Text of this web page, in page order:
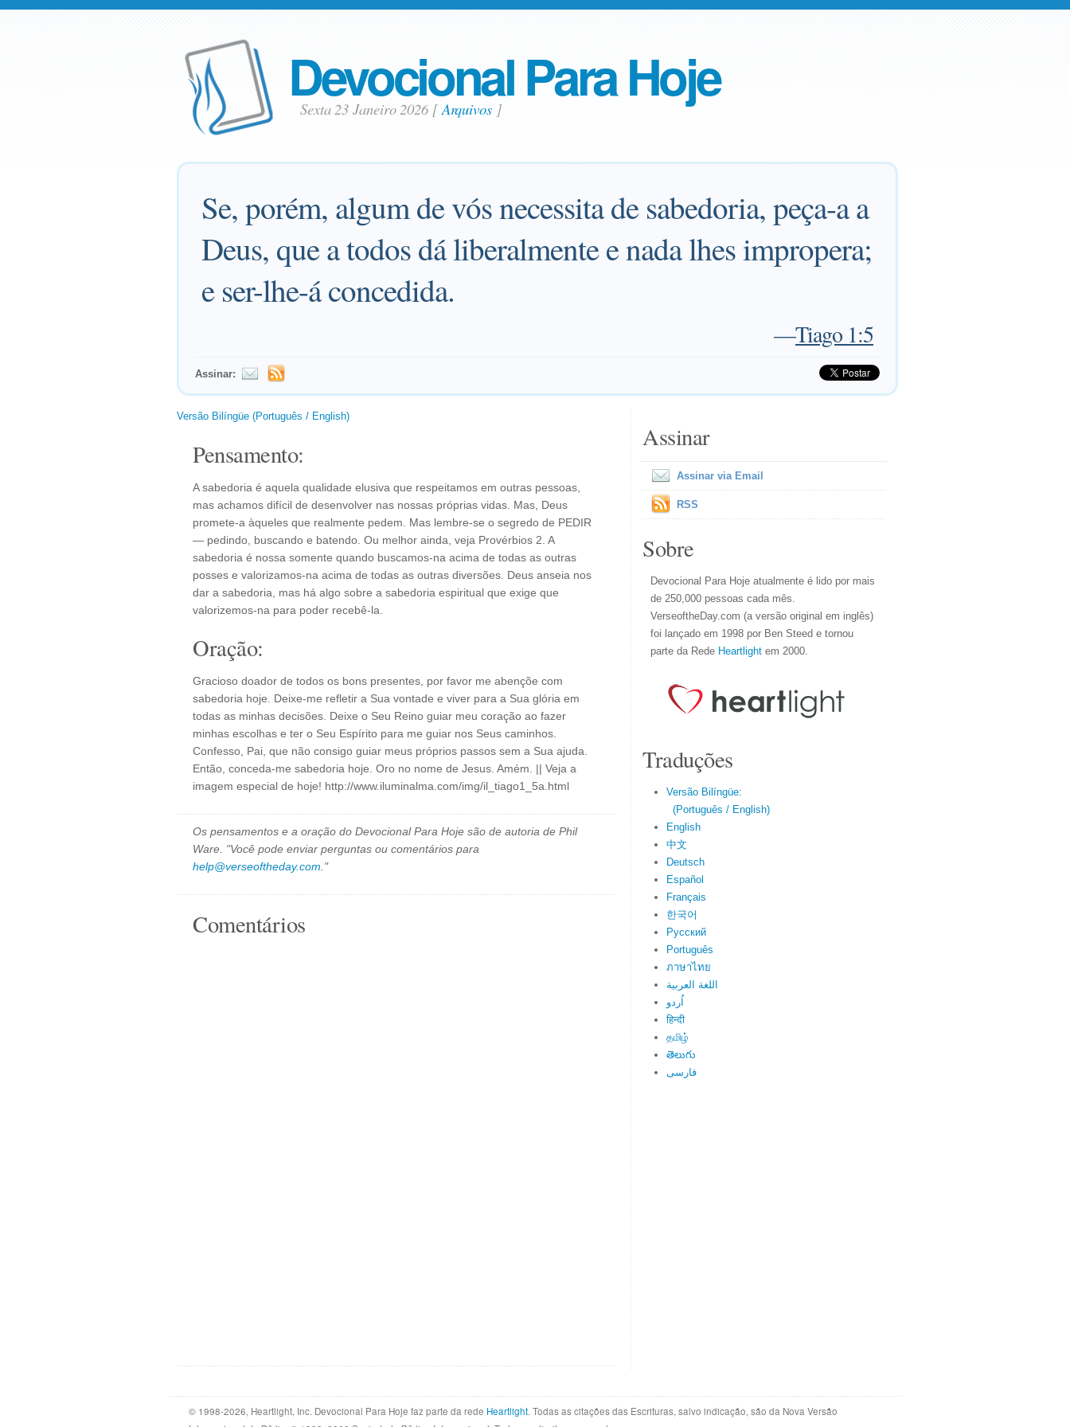
Devocional Para Hoje
Sexta 23 Janeiro 2026 [Arquivos]
Se, porém, algum de vós necessita de sabedoria, peça-a a
Deus, que a todos dá liberalmente e nada lhes impropera;
e ser-lhe-á concedida.
—Tiago 1:5
Assinar:
Versão Bilíngüe (Português / English)
Pensamento:
A sabedoria é aquela qualidade elusiva que respeitamos em outras pessoas,
mas achamos difícil de desenvolver nas nossas próprias vidas. Mas, Deus
promete-a àqueles que realmente pedem. Mas lembre-se o segredo de PEDIR
— pedindo, buscando e batendo. Ou melhor ainda, veja Provérbios 2. A
sabedoria é nossa somente quando buscamos-na acima de todas as outras
posses e valorizamos-na acima de todas as outras diversões. Deus anseia nos
dar a sabedoria, mas há algo sobre a sabedoria espiritual que exige que
valorizemos-na para poder recebê-la.
Oração:
Gracioso doador de todos os bons presentes, por favor me abençõe com
sabedoria hoje. Deixe-me refletir a Sua vontade e viver para a Sua glória em
todas as minhas decisões. Deixe o Seu Reino guiar meu coração ao fazer
minhas escolhas e ter o Seu Espírito para me guiar nos Seus caminhos.
Confesso, Pai, que não consigo guiar meus próprios passos sem a Sua ajuda.
Então, conceda-me sabedoria hoje. Oro no nome de Jesus. Amém. || Veja a
imagem especial de hoje! http://www.iluminalma.com/img/il_tiago1_5a.html
Os pensamentos e a oração do Devocional Para Hoje são de autoria de Phil
Ware. "Você pode enviar perguntas ou comentários para
help@verseoftheday.com ."
Comentários
Assinar
Assinar via Email
RSS
Sobre
Devocional Para Hoje atualmente é lido por mais
de 250,000 pessoas cada mês.
VerseoftheDay.com (a versão original em inglês)
foi lançado em 1998 por Ben Steed e tornou
parte da Rede Heartlight em 2000.
Traduções
Versão Bilíngüe:
(Português / English)
English
中文
Deutsch
Español
Français
한국어
Русский
Português
ภาษาไทย
اللغة العربية
اُردو
हिन्दी
தமிழ்
తెలుగు
فارسی
© 1998-2026, Heartlight, Inc. Devocional Para Hoje faz parte da rede Heartlight. Todas as citações das Escrituras, salvo indicação, são da Nova Versão